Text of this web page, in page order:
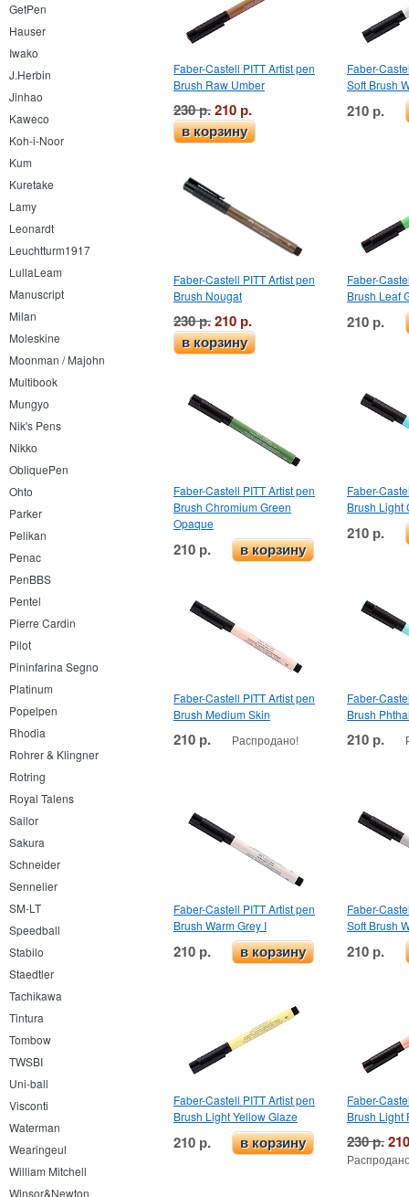
GetPen
Hauser
Iwako
J.Herbin
Jinhao
Kaweco
Koh-i-Noor
Kum
Kuretake
Lamy
Leonardt
Leuchtturm1917
LullaLeam
Manuscript
Milan
Moleskine
Moonman / Majohn
Multibook
Mungyo
Nik's Pens
Nikko
ObliquePen
Ohto
Parker
Pelikan
Penac
PenBBS
Pentel
Pierre Cardin
Pilot
Pininfarina Segno
Platinum
Popelpen
Rhodia
Rohrer & Klingner
Rotring
Royal Talens
Sailor
Sakura
Schneider
Sennelier
SM-LT
Speedball
Stabilo
Staedtler
Tachikawa
Tintura
Tombow
TWSBI
Uni-ball
Visconti
Waterman
Wearingeul
William Mitchell
Winsor&Newton
Faber-Castell PITT Artist pen
Brush Raw Umber
230 р.210 р.
в корзину
Faber-
Soft Brush
210 р.
Faber-Castell PITT Artist pen
Brush Nougat
230 р.210 р.
в корзину
Faber-
Brush Leaf
210 р.
Faber-Castell PITT Artist pen
Brush Chromium Green
Opaque
210 р. в корзину
Faber-
Brush Light
210 р.
Faber-Castell PITT Artist pen
Brush Medium Skin
210 р. Распродано!
Faber-
Brush
210 р.
Faber-Castell PITT Artist pen
Brush Warm Grey I
210 р. в корзину
Faber-
Soft Brush
210 р.
Faber-Castell PITT Artist pen
Brush Light Yellow Glaze
210 р. в корзину
Faber-
Brush Light
230 р.